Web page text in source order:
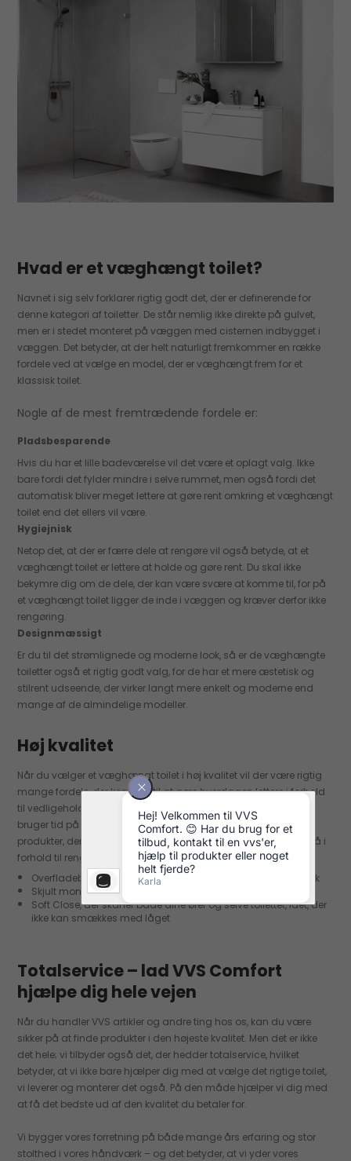
Hvad er et væghængt toilet?
Navnet i sig selv forklarer rigtig godt det, der er definerende for
denne kategori af toiletter. De står nemlig ikke direkte på gulvet,
men er i stedet monteret på væggen med cisternen indbygget i
væggen. Det betyder, at der helt naturligt fremkommer en række
fordele ved at vælge en model, der er væghængt frem for et
klassisk toilet.
Nogle af de mest fremtrædende fordele er:
Pladsbesparende
Hvis du har et lille badeværelse vil det være et oplagt valg. Ikke
bare fordi det fylder mindre i selve rummet, men også fordi det
automatisk bliver meget lettere at gøre rent omkring et væghængt
toilet end det ellers vil være.
Hygiejnisk
Netop det, at der er færre dele at rengøre vil også betyde, at et
væghængt toilet er lettere at holde og gøre rent. Du skal ikke
bekymre dig om de dele, der kan være svære at komme til, for på
et væghængt toilet ligger de inde i væggen og kræver derfor ikke
rengøring.
Designmæssigt
Er du til det strømlignede og moderne look, så er de væghængte
toiletter også et rigtig godt valg, for de har et mere æstetisk og
stilrent udseende, der virker langt mere enkelt og moderne end
mange af de almindelige modeller.
Høj kvalitet
Når du vælger et væghængt toilet i høj kvalitet vil der være rigtig
mange fordele, der kommer til at gøre hverdagen lettere i forhold
til vedligeholdelse og rengøring. Mange af de kendte mærker
bruger tid på at udvikle netop disse små detaljer, for at skabe
produkter, der fylder så lidt som muligt – både fysisk, men også i
forhold til rengøring med mere:
Overfladebehandling, der virker afvisende på smuds og kalk
Skjult montering, der letter rengøringen yderligere
Soft Close, der skåner både dine ører og selve toilettet, idet, der
ikke kan smækkes med låget
Totalservice – lad VVS Comfort
hjælpe dig hele vejen
Når du handler VVS artikler og andre ting hos os, kan du være
sikker på at finde produkter i den højeste kvalitet. Men det er ikke
det hele; vi tilbyder også det, der hedder totalservice, hvilket
betyder, at vi ikke bare hjælper dig med at vælge det rigtige toilet,
vi leverer og monterer det også. På den måde hjælper vi dig med
at få det bedste ud af den kvalitet du betaler for.
Vi bygger vores forretning på både mange års erfaring og stor
stolthed i vores håndværk – og det betyder, at vi yder vores